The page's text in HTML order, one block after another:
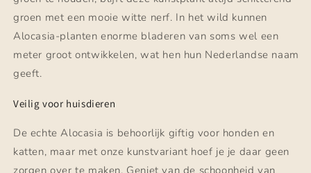
groen met een mooie witte nerf. In het wild kunnen
Alocasia-planten enorme bladeren van soms wel een
meter groot ontwikkelen, wat hen hun Nederlandse naam
geeft.
Veilig voor huisdieren
De echte Alocasia is behoorlijk giftig voor honden en
katten, maar met onze kunstvariant hoef je je daar geen
zorgen over te maken. Geniet van de schoonheid van